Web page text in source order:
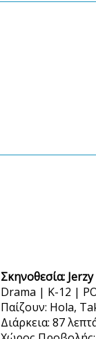
Σκηνοθεσία:
Drama | K-12 |
Παίζουν: Hola,
Διάρκεια: 87